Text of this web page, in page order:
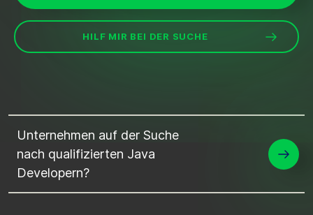
HILF MIR BEI DER SUCHE
Unternehmen auf der Suche
nach qualifizierten Java
Developern?